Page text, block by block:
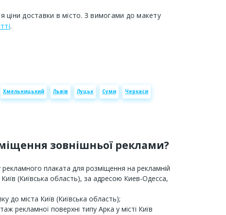
ціни доставки в місто. З вимогами до макету
.
Хмельницький Львів Луцьк Суми Черкаси
зовнішньої реклами?
плаката для розміщення на рекламній
Київ (Київська область), за адресою Киев-Одесса,
до міста Київ (Київська область);
рекламної поверхні типу Арка у місті Київ